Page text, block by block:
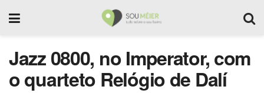
Jazz 0800, no Imperator, com
o quarteto Relógio de Dalí